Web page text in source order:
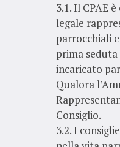
3.1. Il CPAE
legale
parrocchiali
prima
incaricato
Qualora
Consiglio.
3.2. I